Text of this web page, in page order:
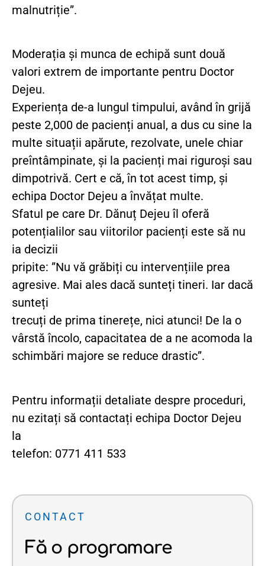
malnutriție”.
Moderația și munca de echipă sunt două
valori extrem de importante pentru Doctor
Dejeu.
Experiența de-a lungul timpului, având în grijă
peste 2,000 de pacienți anual, a dus cu sine la
multe situații apărute, rezolvate, unele chiar
preîntâmpinate, și la pacienți mai riguroși sau
dimpotrivă. Cert e că, în tot acest timp, și
echipa Doctor Dejeu a învățat multe.
Sfatul pe care Dr. Dănuț Dejeu îl oferă
potențialilor sau viitorilor pacienți este să nu
ia decizii
pripite: ”Nu vă grăbiți cu intervențiile prea
agresive. Mai ales dacă sunteți tineri. Iar dacă
sunteți
trecuți de prima tinerețe, nici atunci! De la o
vârstă încolo, capacitatea de a ne acomoda la
schimbări majore se reduce drastic”.
Pentru informații detaliate despre proceduri,
nu ezitați să contactați echipa Doctor Dejeu
la
telefon: 0771 411 533
CONTACT
Fă o programare